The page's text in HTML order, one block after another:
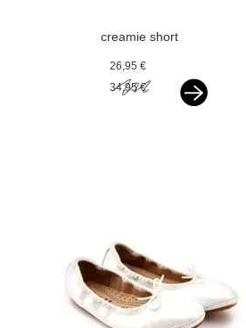
creamie short
26,95 €
34,95 €